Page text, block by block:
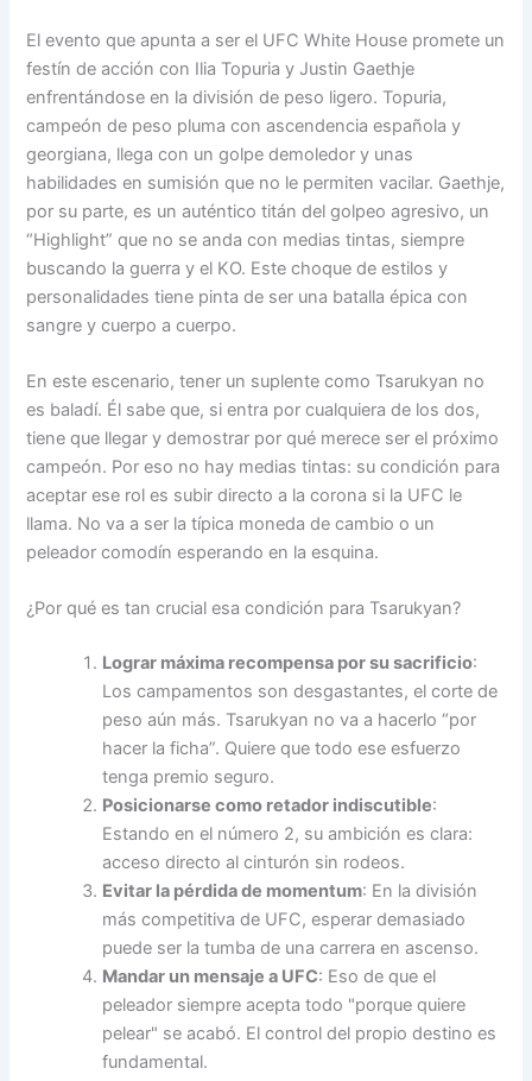
El evento que apunta a ser el UFC White House promete un
festín de acción con Ilia Topuria y Justin Gaethje
enfrentándose en la división de peso ligero. Topuria,
campeón de peso pluma con ascendencia española y
georgiana, llega con un golpe demoledor y unas
habilidades en sumisión que no le permiten vacilar. Gaethje,
por su parte, es un auténtico titán del golpeo agresivo, un
“Highlight” que no se anda con medias tintas, siempre
buscando la guerra y el KO. Este choque de estilos y
personalidades tiene pinta de ser una batalla épica con
sangre y cuerpo a cuerpo.
En este escenario, tener un suplente como Tsarukyan no
es baladí. Él sabe que, si entra por cualquiera de los dos,
tiene que llegar y demostrar por qué merece ser el próximo
campeón. Por eso no hay medias tintas: su condición para
aceptar ese rol es subir directo a la corona si la UFC le
llama. No va a ser la típica moneda de cambio o un
peleador comodín esperando en la esquina.
¿Por qué es tan crucial esa condición para Tsarukyan?
Lograr máxima recompensa por su sacrificio:
Los campamentos son desgastantes, el corte de
peso aún más. Tsarukyan no va a hacerlo “por
hacer la ficha”. Quiere que todo ese esfuerzo
tenga premio seguro.
Posicionarse como retador indiscutible:
Estando en el número 2, su ambición es clara:
acceso directo al cinturón sin rodeos.
Evitar la pérdida de momentum: En la división
más competitiva de UFC, esperar demasiado
puede ser la tumba de una carrera en ascenso.
Mandar un mensaje a UFC: Eso de que el
peleador siempre acepta todo "porque quiere
pelear" se acabó. El control del propio destino es
fundamental.